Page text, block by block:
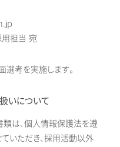
用担当 宛
考を実施します。
いについて
は、個人情報保護法を遵
いただき、採用活動以外